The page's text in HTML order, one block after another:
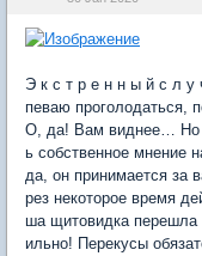
Э к с т р е н н ы й с л у
певаю проголодаться,
О, да! Вам виднее… Но
ь собственное мнение
да, он принимается за
рез некоторое время
ша щитовидка перешла
ильно! Перекусы